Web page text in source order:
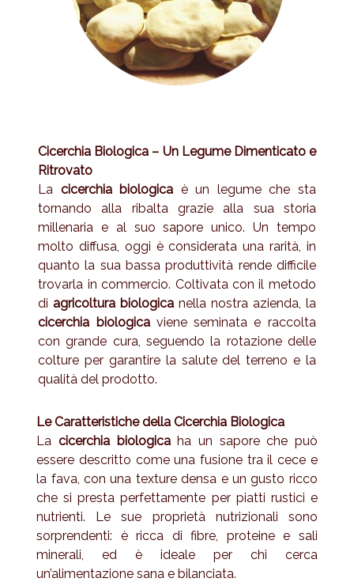
Cicerchia Biologica – Un Legume Dimenticato e
Ritrovato
La cicerchia biologica è un legume che sta
tornando alla ribalta grazie alla sua storia
millenaria e al suo sapore unico. Un tempo
molto diffusa, oggi è considerata una rarità, in
quanto la sua bassa produttività rende difficile
trovarla in commercio. Coltivata con il metodo
diagricoltura biologica nella nostra azienda, la
cicerchia biologicaviene seminata e raccolta
con grande cura, seguendo la rotazione delle
colture per garantire la salute del terreno e la
qualità del prodotto.
Le Caratteristiche della Cicerchia Biologica
La cicerchia biologicaha un sapore che può
essere descritto come una fusione tra il cece e
la fava, con una texture densa e un gusto ricco
che si presta perfettamente per piatti rustici e
nutrienti. Le sue proprietà nutrizionali sono
sorprendenti: è ricca di fibre, proteine e sali
minerali, ed è ideale per chi cerca
un’alimentazione sana e bilanciata.